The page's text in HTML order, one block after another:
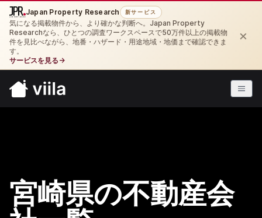
Japan Property Research 新サービス
気になる掲載物件から、より確かな判断へ。Japan Property
Researchなら、ひとつの調査ワークスペースで50万件以上の掲載物
件を見比べながら、地番・ハザード・用途地域・地価まで確認できま
す。
サービスを見る →
×
宮崎県の不動産会